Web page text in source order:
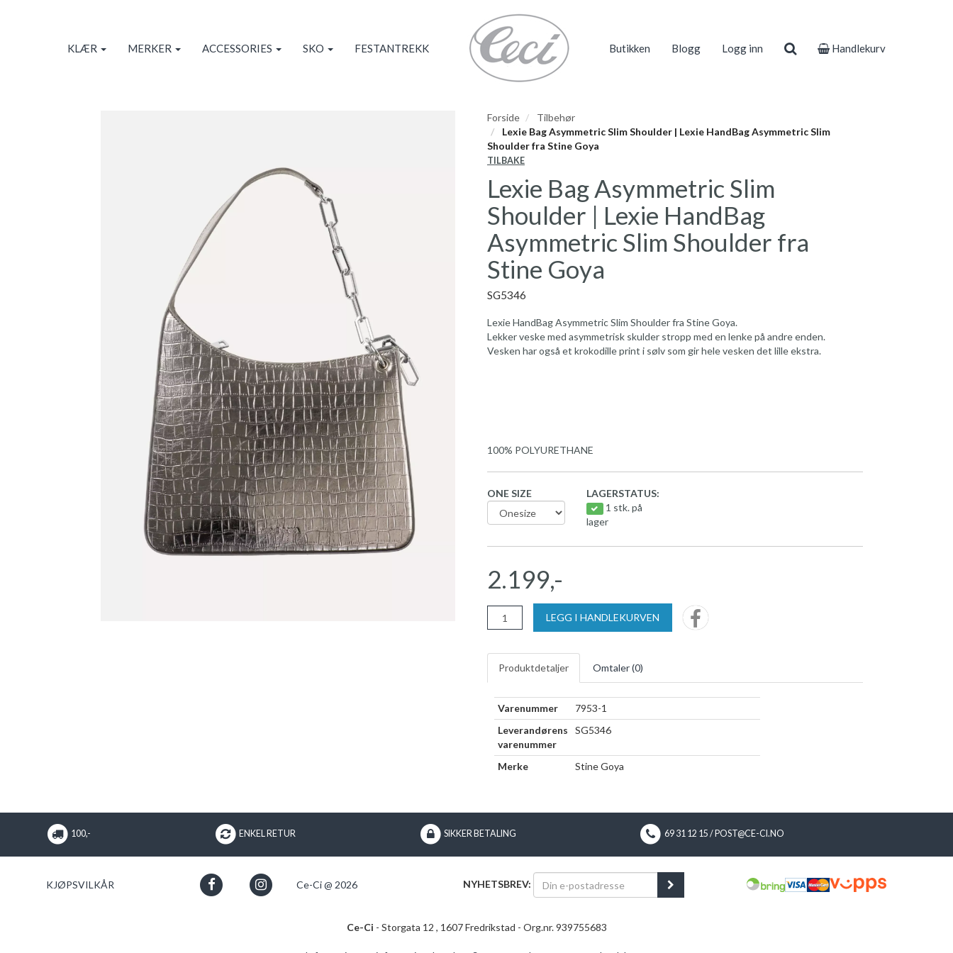
KLÆR MERKER ACCESSORIES SKO FESTANTREKK Butikken Blogg Logg inn Handlekurv
Forside
Tilbehør
Lexie Bag Asymmetric Slim Shoulder | Lexie HandBag Asymmetric Slim
Shoulder fra Stine Goya
TILBAKE
Lexie Bag Asymmetric Slim
Shoulder | Lexie HandBag
Asymmetric Slim Shoulder fra
Stine Goya
SG5346
Lexie HandBag Asymmetric Slim Shoulder fra Stine Goya.
Lekker veske med asymmetrisk skulder stropp med en lenke på andre enden.
Vesken har også et krokodille print i sølv som gir hele vesken det lille ekstra.
100% POLYURETHANE
ONE SIZE
LAGERSTATUS:
1 stk. på
lager
2.199,-
LEGG I HANDLEKURVEN
Produktdetaljer Omtaler (0)
Varenummer
7953-1
Leverandørens
varenummer
SG5346
Merke Stine Goya
100,- ENKEL RETUR SIKKER BETALING 69 31 12 15 / POST@CE-CI.NO
KJØPSVILKÅR Ce-Ci @ 2026 NYHETSBREV:
Ce-Ci - Storgata 12 , 1607 Fredrikstad - Org.nr. 939755683